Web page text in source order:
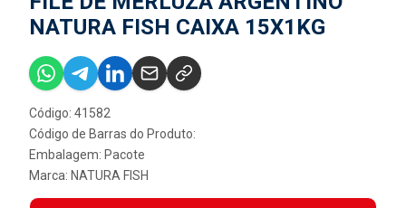
NATURA FISH CAIXA 15X1KG
Código: 41582
Código de Barras do Produto:
Embalagem: Pacote
Marca: NATURA FISH